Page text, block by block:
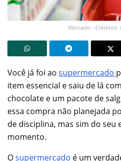
Mercado -
Você já foi ao supermercado
item essencial e saiu de lá
chocolate e um pacote de
essa compra não planejada
de disciplina, mas sim do seu
momento.
Osupermercado é um